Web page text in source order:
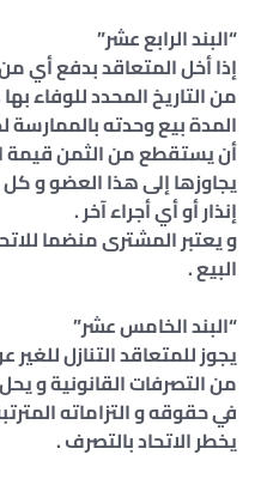
“البند الرابع عشر”
إذا أخل المتعاقد بدفع أي
من التاريخ المحدد للوفاء
المدة بيع وحدته
أن يستقطع من الثمن قيمة
يجاوزها إلى هذا العضو و
إنذار أو أي أجراء آخر .
و يعتبر المشترى منضما
البيع .
“البند الخامس عشر”
يجوز للمتعاقد التنازل
من التصرفات القانونية و
في حقوقه و التزاماته
يخطر الاتحاد بالتصرف .